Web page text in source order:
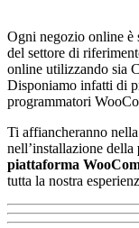
Ogni negozio online è
del settore di
online utilizzando sia
Disponiamo infatti di
programmatori
Ti affiancheranno
nell’installazione della
piattaforma
tutta la nostra